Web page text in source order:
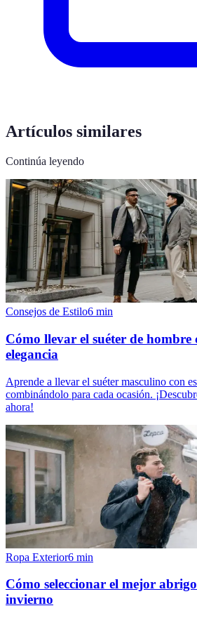
Artículos similares
Continúa leyendo
Consejos de Estilo6 min
Cómo llevar el suéter de hombre
elegancia
Aprende a llevar el suéter masculino con
combinándolo para cada ocasión.
ahora!
Ropa Exterior6 min
Cómo seleccionar el mejor
invierno